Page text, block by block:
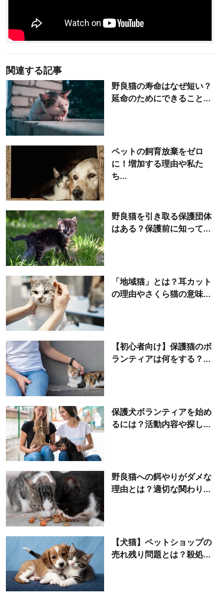
関連する記事
野良猫の寿命はなぜ短い？
延命のためにできること...
ペットの飼育放棄をゼロ
に！増加する理由や私た
ち...
野良猫を引き取る保護団体
はある？保護前に知って...
「地域猫」とは？耳カット
の理由やさくら猫の意味...
【初心者向け】保護猫のボ
ランティアは何をする？...
保護犬ボランティアを始め
るには？活動内容や探し...
野良猫への餌やりがダメな
理由とは？適切な関わり...
【犬猫】ペットショップの
売れ残り問題とは？殺処...